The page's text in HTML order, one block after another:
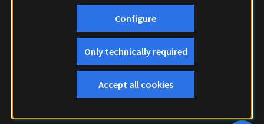
Only technically required
Configure
Accept all cookies